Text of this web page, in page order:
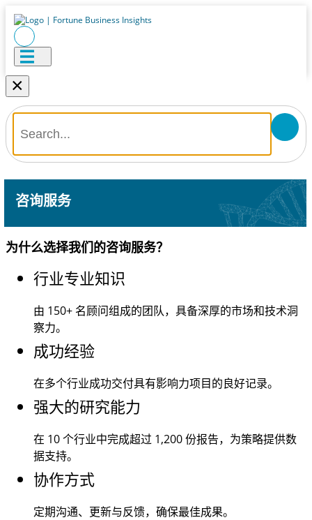
×
咨询服务
为什么选择我们的咨询服务？
行业专业知识
由 150+ 名顾问组成的团队，具备深厚的市场和技术洞
察力。
成功经验
在多个行业成功交付具有影响力项目的良好记录。
强大的研究能力
在 10 个行业中完成超过 1,200份报告，为策略提供数
据支持。
协作方式
定期沟通、更新与反馈，确保最佳成果。